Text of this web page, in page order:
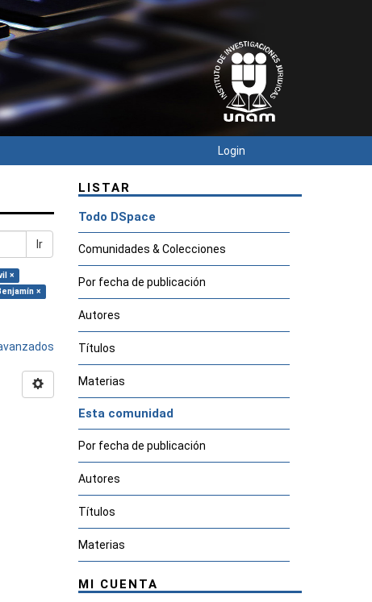
Login
Ir
×
×
LISTAR
Todo DSpace
Comunidades & Colecciones
Por fecha de publicación
Autores
Títulos
Materias
Esta comunidad
Por fecha de publicación
Autores
Títulos
Materias
MI CUENTA